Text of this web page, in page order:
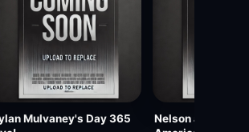
Mulvaney's Day 365
Nelson and